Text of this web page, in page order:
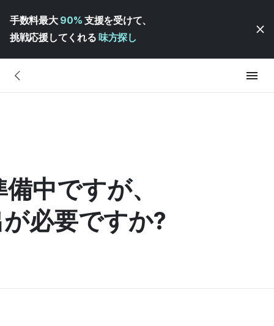
手数料最大 90% 支援を受けて、
挑戦応援してくれる 味方探し
中ですが、
必要ですか?